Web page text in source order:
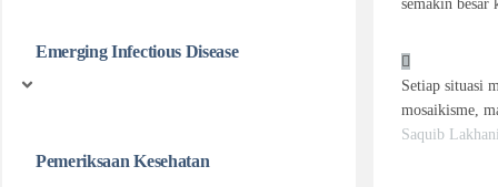
Emerging Infectious Disease
Pemeriksaan Kesehatan
semakin besar
Setiap situasi
mosaikisme,
Saquib